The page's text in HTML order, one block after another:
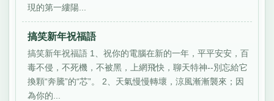
現的第一縷陽...
搞笑新年祝福語
搞笑新年祝福語 1、祝你的電腦在新的一年，平平安安，百
毒不侵，不死機，不被黑，上網飛快，聊天特神--別忘給它
換顆“奔騰”的“芯”。 2、天氣慢慢轉壞，涼風漸漸襲來；因
為你的...